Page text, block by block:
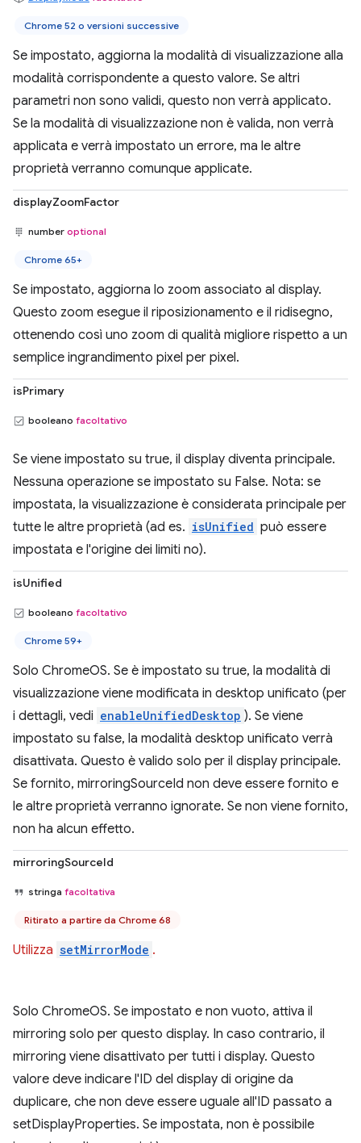
Chrome 52 o versioni successive
Se impostato, aggiorna la modalità di visualizzazione alla
modalità corrispondente a questo valore. Se altri
parametri non sono validi, questo non verrà applicato.
Se la modalità di visualizzazione non è valida, non verrà
applicata e verrà impostato un errore, ma le altre
proprietà verranno comunque applicate.
displayZoomFactor
number optional
Chrome 65+
Se impostato, aggiorna lo zoom associato al display.
Questo zoom esegue il riposizionamento e il ridisegno,
ottenendo così uno zoom di qualità migliore rispetto a un
semplice ingrandimento pixel per pixel.
isPrimary
booleano facoltativo
Se viene impostato su true, il display diventa principale.
Nessuna operazione se impostato su False. Nota: se
impostata, la visualizzazione è considerata principale per
tutte le altre proprietà (ad es. isUnified può essere
impostata e l'origine dei limiti no).
isUnified
booleano facoltativo
Chrome 59+
Solo ChromeOS. Se è impostato su true, la modalità di
visualizzazione viene modificata in desktop unificato (per
i dettagli, vedi enableUnifiedDesktop ). Se viene
impostato su false, la modalità desktop unificato verrà
disattivata. Questo è valido solo per il display principale.
Se fornito, mirroringSourceId non deve essere fornito e
le altre proprietà verranno ignorate. Se non viene fornito,
non ha alcun effetto.
mirroringSourceId
stringa facoltativa
Ritirato a partire da Chrome 68
Utilizza setMirrorMode .
Solo ChromeOS. Se impostato e non vuoto, attiva il
mirroring solo per questo display. In caso contrario, il
mirroring viene disattivato per tutti i display. Questo
valore deve indicare l'ID del display di origine da
duplicare, che non deve essere uguale all'ID passato a
setDisplayProperties. Se impostata, non è possibile